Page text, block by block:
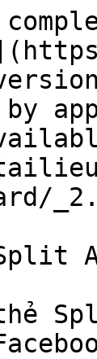
Split